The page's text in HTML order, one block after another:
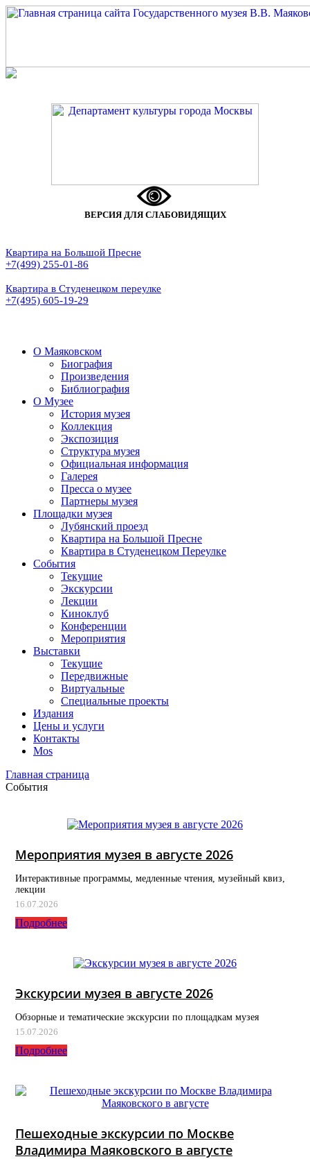
ВЕРСИЯ ДЛЯ СЛАБОВИДЯЩИХ
Квартира на Большой Пресне
+7(499) 255-01-86
Квартира в Студенецком переулке
+7(495) 605-19-29
О Маяковском
Биография
Произведения
Библиография
О Музее
История музея
Коллекция
Экспозиция
Структура музея
Официальная информация
Галерея
Пресса о музее
Партнеры музея
Площадки музея
Лубянский проезд
Квартира на Большой Пресне
Квартира в Студенецком Переулке
События
Текущие
Экскурсии
Лекции
Киноклуб
Конференции
Мероприятия
Выставки
Текущие
Передвижные
Виртуальные
Специальные проекты
Издания
Цены и услуги
Контакты
Mos
Главная страница
События
Мероприятия музея в августе 2026
Интерактивные программы, медленные чтения, музейный квиз,
лекции
16.07.2026
Подробнее
Экскурсии музея в августе 2026
Обзорные и тематические экскурсии по площадкам музея
15.07.2026
Подробнее
Пешеходные экскурсии по Москве
Владимира Маяковского в августе